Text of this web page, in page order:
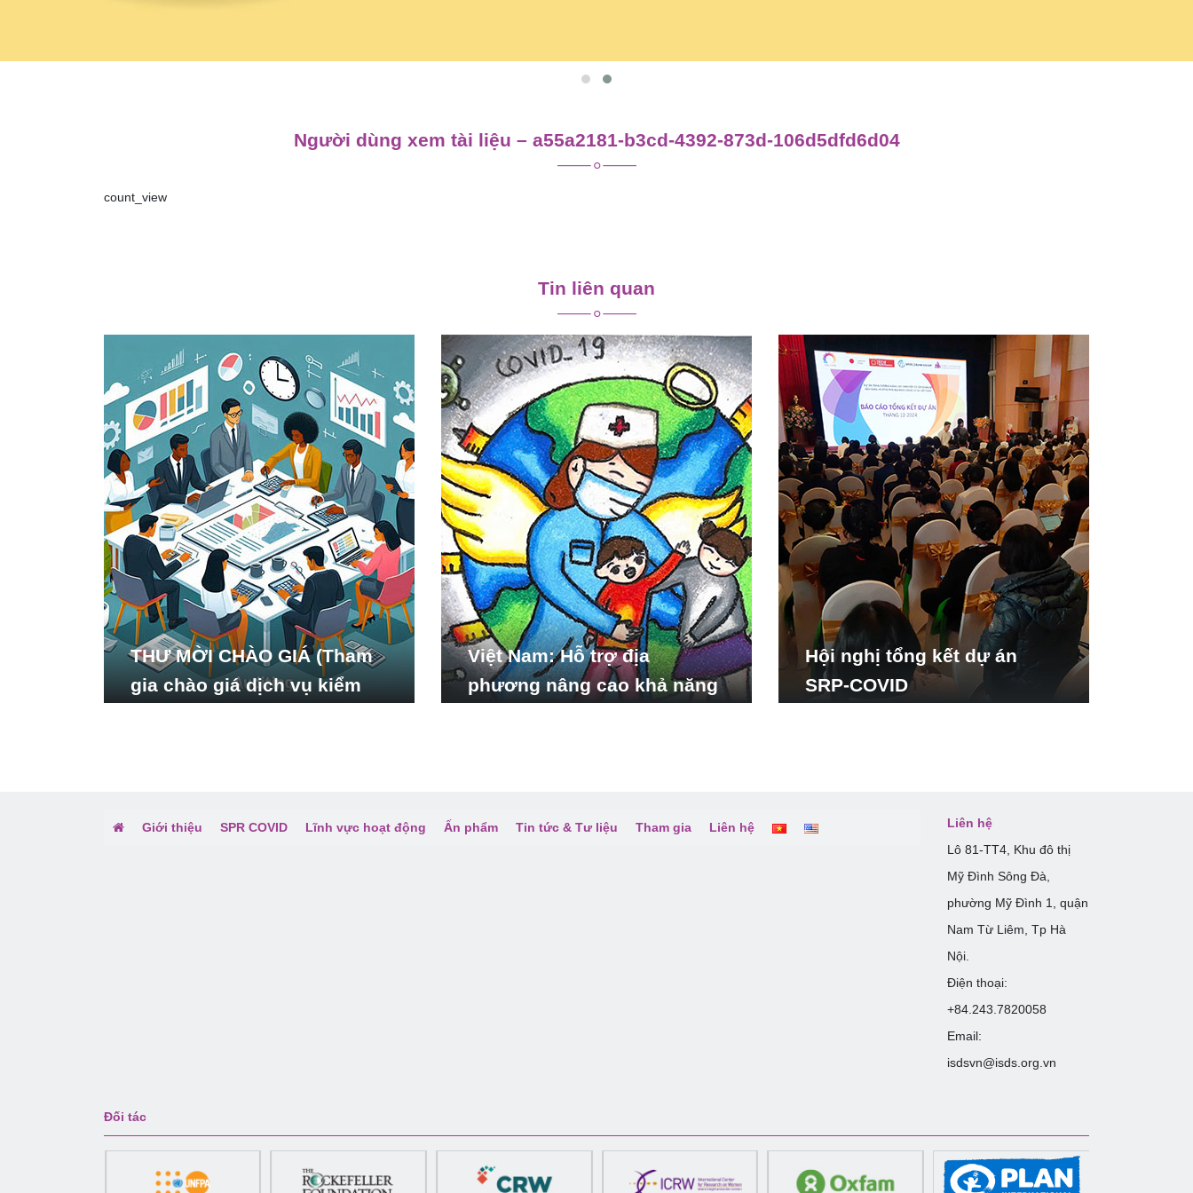
Người dùng xem tài liệu – a55a2181-b3cd-4392-873d-106d5dfd6d04
count_view
viết
Tin liên quan
THƯ MỜI CHÀO GIÁ (Tham
gia chào giá dịch vụ kiểm
Việt Nam: Hỗ trợ địa
phương nâng cao khả năng
Hội nghị tổng kết dự án
SRP-COVID
Giới thiệu SPR COVID Lĩnh vực hoạt động Ấn phẩm Tin tức & Tư liệu Tham gia Liên hệ
Liên hệ
Lô 81-TT4, Khu đô thị
Mỹ Đình Sông Đà,
phường Mỹ Đình 1, quận
Nam Từ Liêm, Tp Hà
Nội.
Điện thoại:
+84.243.7820058
Email:
isdsvn@isds.org.vn
Đối tác